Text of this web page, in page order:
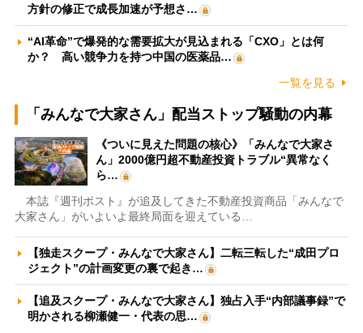
方針の修正で成長加速が予想さ…
“AI革命”で爆発的な需要拡大が見込まれる「CXO」とは何
か？ 高い競争力を持つ中国の医薬品…
一覧を見る
「みんなで大家さん」配当ストップ騒動の内幕
《ついに見えた問題の核心》「みんなで大家さ
ん」2000億円超不動産投資トラブル“異常なく
ら…
本誌『週刊ポスト』が追及してきた不動産投資商品「みんなで
大家さん」がいよいよ最終局面を迎えている…
【独走スクープ・みんなで大家さん】二転三転した“成田プロ
ジェクト”の計画変更の裏で起き…
【追及スクープ・みんなで大家さん】独占入手“内部議事録”で
明かされる柳瀬健一・代表の思…